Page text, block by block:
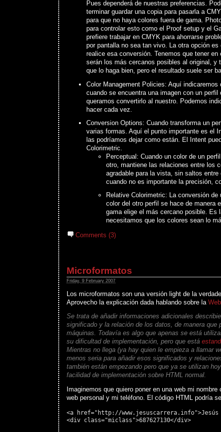
Pues dependerá de nuestras preferencias.
terminar guardar una copia para pasarla a
para que no haya colores fuera de gama.
para controlar esto como el Proof setup y el
prefiere trabajar en CMYK para ahorrarse
por pantalla no sea tan vivo. La otra opción es
realice esa conversión. Tenemos que tener
serán los más cercanos posibles al original, y
que lo haga bien, pero el resultado suele ser
Color Management Policies: Aquí indicaremos
cuando se encuentra una imagen con un perfil
queramos convertirlo al nuestro. Podemos
hacer cada vez.
Conversion Options: Cuando transforma un
varias formas. Aquí el punto importante es el
las podríamos dejar como están. El Intent
Colorimetric.
Perceptual: Cuando un color de un
otro, mantiene las relaciones entre los
agradable para la vista, sin saltos
cuando no es importante la precisión,
Relative Colorimetric: La conversión
color del otro perfil se hace de manera
gama elige el más cercano posible. Es
necesitamos que los colores sean lo
Comments (3)
Microformatos
Friday, 9 February 2007
Los microformatos son una versión light de la
Aprovecho la explicación dada hablando sobre la
Se trata de añadir informaciones adicionales
significado y la relación de los datos, de manera que
máquinas. Todavía es algo que apenas se está
su dificultad de implementación, pero que está
Mientras no llega (ya hay quien le empieza a llamar
menos seria para añadir esos significados y
también están empezando pero que ya se utilizan
facilidad de implementación sobre HTML normal.
Imaginemos que quiero poner en una web mi
web personal y mi teléfono. El código HTML podría
<a href="http://www.jesuscarrera.info">Jesús
<div class="miclass">687627130</div>